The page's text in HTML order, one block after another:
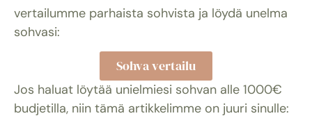
vertailumme parhaista sohvista ja löydä unelma
sohvasi:
Sohva vertailu
Jos haluat löytää unielmiesi sohvan alle 1000€
budjetilla, niin tämä artikkelimme on juuri sinulle: